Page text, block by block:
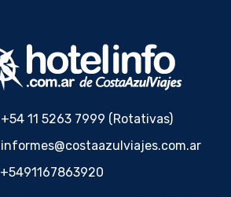
+54 11 5263 7999 (Rotativas)
informes@costaazulviajes.com.ar
+5491167863920